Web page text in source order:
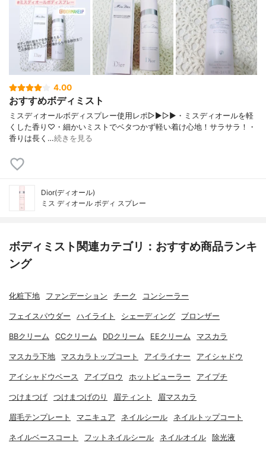
4.00
おすすめボディミスト
ミスディオールボディスプレー使用レポ▷▶︎▷▶︎・ミスディオールを軽
くした香り♡・細かいミストでベタつかず軽い着け心地！サラサラ！・
香りは長く…続きを見る
Dior(ディオール)
ミス ディオール ボディ スプレー
ボディミスト関連カテゴリ：おすすめ商品ランキ
ング
化粧下地 ファンデーション チーク コンシーラー
フェイスパウダー ハイライト シェーディング ブロンザー
BBクリーム CCクリーム DDクリーム EEクリーム マスカラ
マスカラ下地 マスカラトップコート アイライナー アイシャドウ
アイシャドウベース アイブロウ ホットビューラー アイプチ
つけまつげ つけまつげのり 眉ティント 眉マスカラ
眉毛テンプレート マニキュア ネイルシール ネイルトップコート
ネイルベースコート フットネイルシール ネイルオイル 除光液